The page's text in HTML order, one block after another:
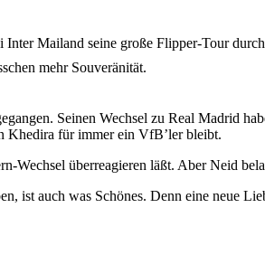
Mailand seine große Flipper-Tour
mehr Souveränität.
Seinen Wechsel zu Real Madrid
Khedira für immer ein VfB’ler bleibt.
überreagieren läßt. Aber Neid
ist auch was Schönes. Denn eine neue